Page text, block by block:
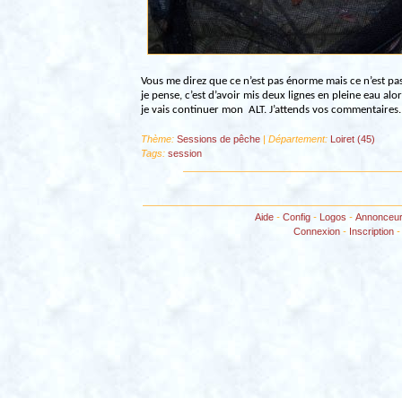
Vous me direz que ce n’est pas énorme mais ce n’est
je pense, c’est d’avoir mis deux lignes en pleine eau
je vais continuer mon ALT. J’attends vos
Thème: Sessions de pêche| Département: Loiret (45)
Tags: session
Aide- Config- Logos -
Connexion - Inscription -